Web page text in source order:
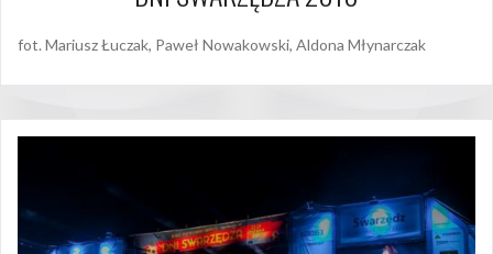
fot. Mariusz Łuczak, Paweł Nowakowski, Aldona Młynarczak